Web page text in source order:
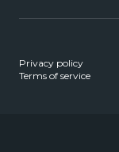
Privacy policy
Terms of service